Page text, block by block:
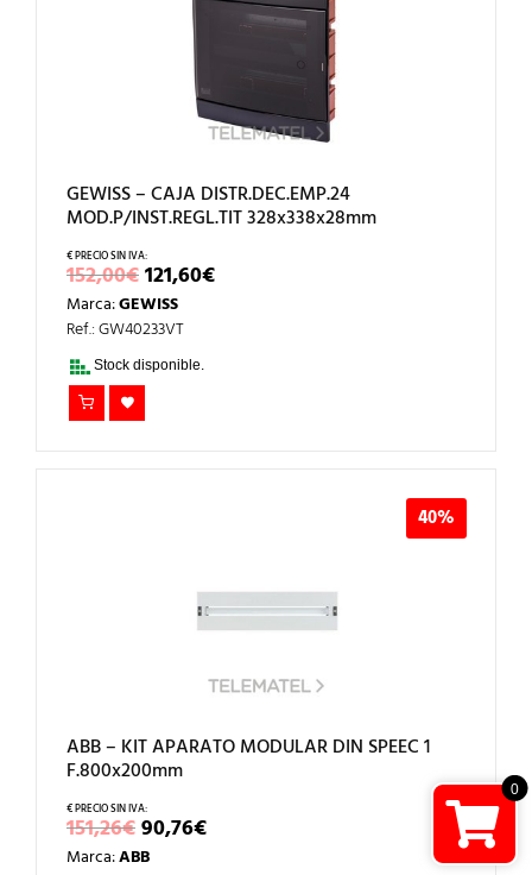
GEWISS – CAJA DISTR.DEC.EMP.24
MOD.P/INST.REGL.TIT 328x338x28mm
152,00€EL
PRECIO
ORIGINAL
ERA:152,00€.
121,60€EL
PRECIO
Marca:GEWISS
Ref.: GW40233VT
Stock disponible.
40%
ABB – KIT APARATO MODULAR DIN SPEEC 1
F.800x200mm
151,26€EL
PRECIO
ORIGINAL
90,76€EL
PRECIO
Marca:ABB
0